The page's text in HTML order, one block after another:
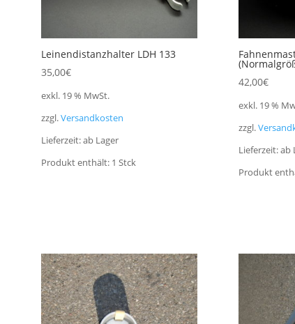
Leinendistanzhalter LDH 133
35,00€
exkl. 19 % MwSt.
zzgl.Versandkosten
Lieferzeit:ab Lager
Produkt enthält: 1 Stck
42,00€
exkl. 19 %
zzgl.
Lieferzeit:ab
Produkt